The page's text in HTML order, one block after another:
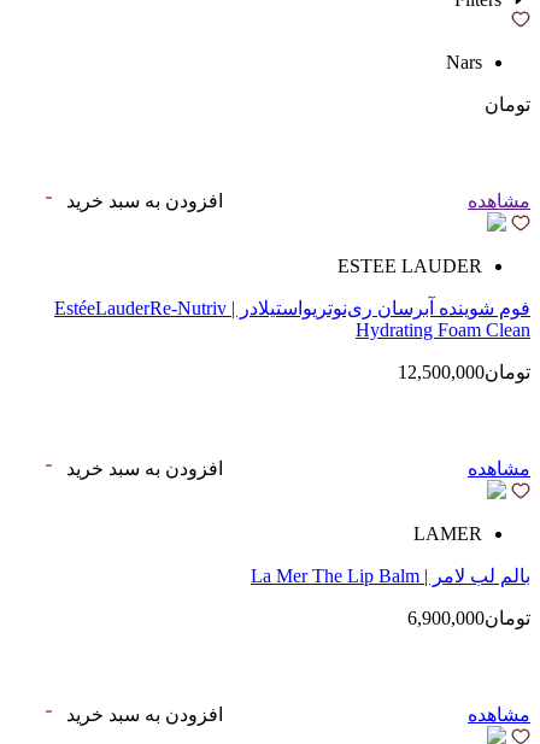
Nars
تومان
مشاهده افزودن به سبد خرید
ESTEE LAUDER
فوم شوینده آبرسان ری‌نوتریواستیلادر | EstéeLauderRe-Nutriv
Hydrating Foam Clean
تومان12,500,000
مشاهده افزودن به سبد خرید
LAMER
بالم لب لامر | La Mer The Lip Balm
تومان6,900,000
مشاهده افزودن به سبد خرید